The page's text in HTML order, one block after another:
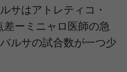
サはアトレティコ・
差ーミニャロ医師の急
ルサの試合数が一つ少